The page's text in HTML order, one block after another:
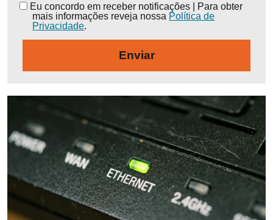
Eu concordo em receber notificações | Para obter
mais informações reveja nossa Política de
Privacidade.
Enviar